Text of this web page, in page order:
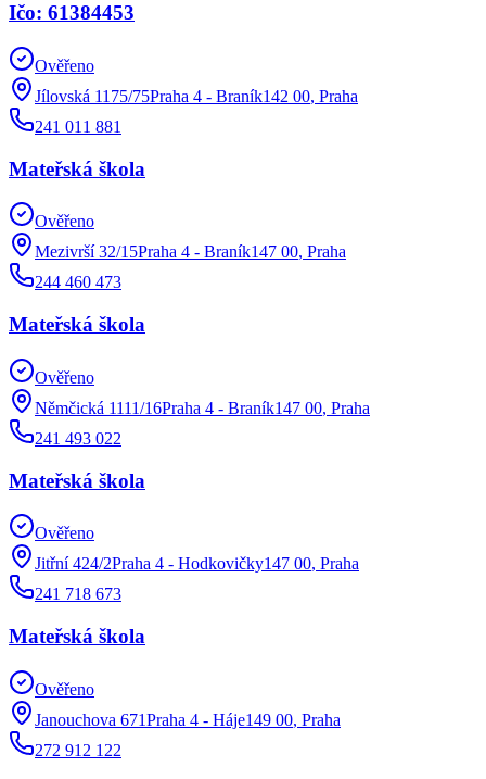
Ičo: 61384453
Ověřeno
Jílovská 1175/75Praha 4 - Braník142 00, Praha
241 011 881
Mateřská škola
Ověřeno
Mezivrší 32/15Praha 4 - Braník147 00, Praha
244 460 473
Mateřská škola
Ověřeno
Němčická 1111/16Praha 4 - Braník147 00, Praha
241 493 022
Mateřská škola
Ověřeno
Jitřní 424/2Praha 4 - Hodkovičky147 00, Praha
241 718 673
Mateřská škola
Ověřeno
Janouchova 671Praha 4 - Háje149 00, Praha
272 912 122